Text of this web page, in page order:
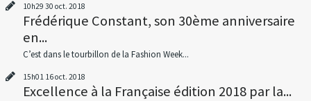
10h29 30 oct. 2018
Frédérique Constant, son 30ème anniversaire
en...
C’est dans le tourbillon de la Fashion Week...
15h01 16oct. 2018
Excellence à la Française édition 2018 par la...